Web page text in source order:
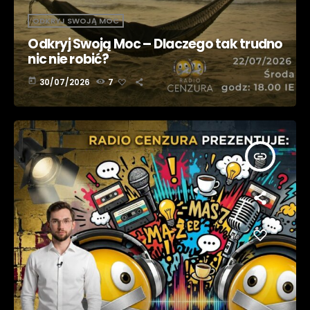
ODKRYJ SWOJĄ MOC
Odkryj Swoją Moc – Dlaczego tak trudno
nic nie robić?
today 30/07/2026 7
insert_link